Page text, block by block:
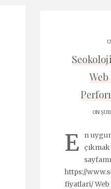
ON
E
n
https://
fiyatlari/ Web